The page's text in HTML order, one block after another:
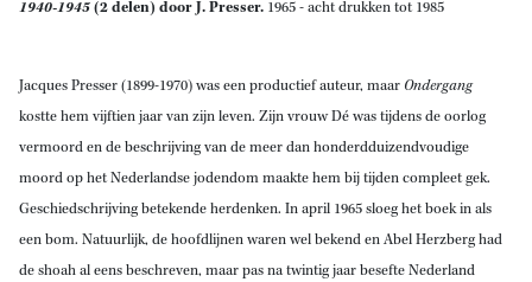
1940-1945(2 delen) doorJ. Presser. 1965- acht drukken tot 1985
Jacques Presser (1899-1970) was een productief auteur, maar Ondergang
kostte hem vijftien jaar van zijn leven. Zijn vrouw Dé was tijdens de oorlog
vermoord en de beschrijving van de meer dan honderdduizendvoudige
moord op het Nederlandse jodendom maakte hem bij tijden compleet gek.
Geschiedschrijving betekende herdenken. In april 1965 sloeg het boek in als
een bom. Natuurlijk, de hoofdlijnen waren wel bekend en Abel Herzberg had
de shoah al eens beschreven, maar pas na twintig jaar besefte Nederland